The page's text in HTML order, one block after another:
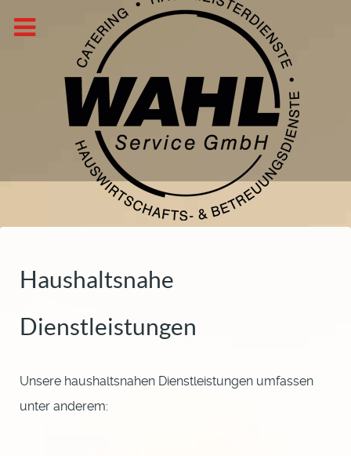
Haushaltsnahe
Dienstleistungen
Unsere haushaltsnahen Dienstleistungen umfassen
unter anderem: